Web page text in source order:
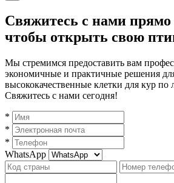
Свяжитесь с нами прямо
чтобы открыть свою
Мы стремимся предоставить вам
экономичные и практичные решения
высококачественные клетки для кур по
Свяжитесь с нами сегодня!
*
*
*
WhatsApp